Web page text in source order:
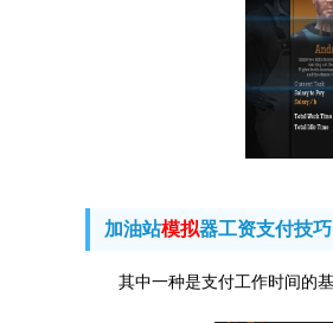
加油站模拟器工资支付技巧
其中一种是支付工作时间的